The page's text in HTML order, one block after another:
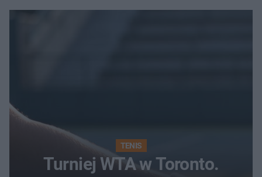
TENIS
Turniej WTA w Toronto.